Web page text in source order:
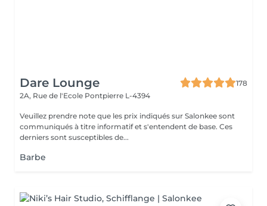
Dare Lounge
178
2A, Rue de l'Ecole Pontpierre L-4394
Veuillez prendre note que les prix indiqués sur Salonkee sont
communiqués à titre informatif et s'entendent de base. Ces
derniers sont susceptibles de...
Barbe